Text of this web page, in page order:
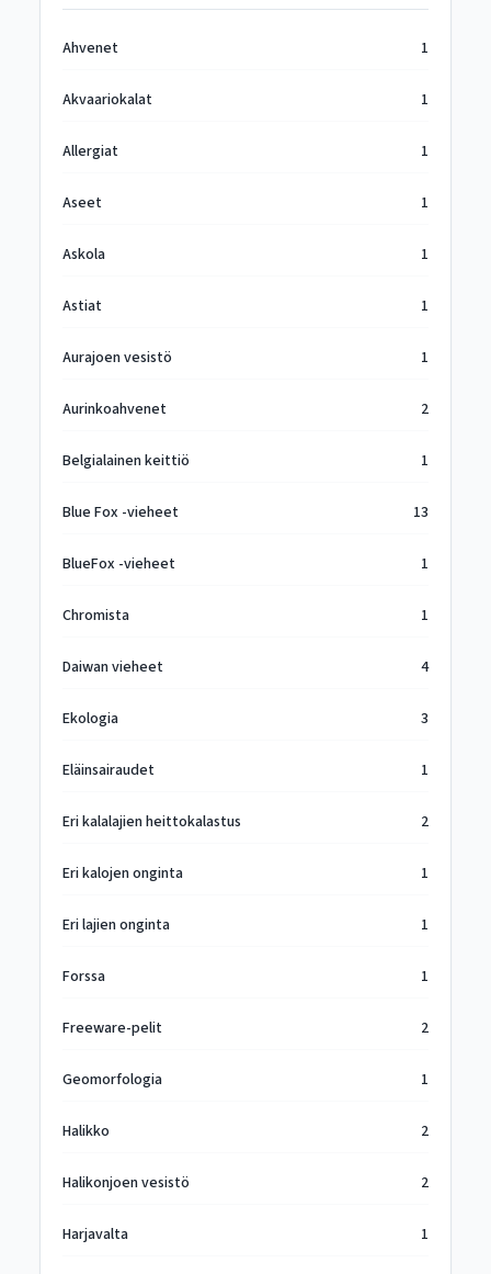
Ahvenet 1
Akvaariokalat 1
Allergiat 1
Aseet 1
Askola 1
Astiat 1
Aurajoen vesistö 1
Aurinkoahvenet 2
Belgialainen keittiö 1
Blue Fox -vieheet 13
BlueFox -vieheet 1
Chromista 1
Daiwan vieheet 4
Ekologia 3
Eläinsairaudet 1
Eri kalalajien heittokalastus 2
Eri kalojen onginta 1
Eri lajien onginta 1
Forssa 1
Freeware-pelit 2
Geomorfologia 1
Halikko 2
Halikonjoen vesistö 2
Harjavalta 1